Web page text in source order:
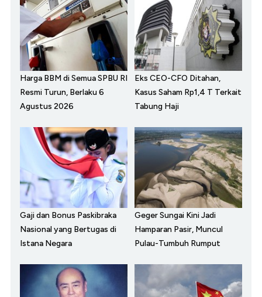
Harga BBM di Semua SPBU RI
Resmi Turun, Berlaku 6
Agustus 2026
Eks CEO-CFO Ditahan,
Kasus Saham Rp1,4 T Terkait
Tabung Haji
Gaji dan Bonus Paskibraka
Nasional yang Bertugas di
Istana Negara
Geger Sungai Kini Jadi
Hamparan Pasir, Muncul
Pulau-Tumbuh Rumput